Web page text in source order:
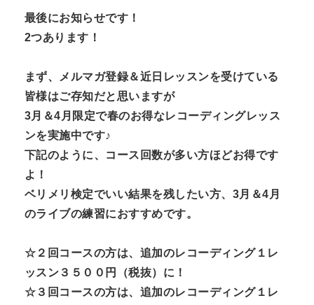
最後にお知らせです！
2つあります！
まず、メルマガ登録＆近日レッスンを受けている
皆様はご存知だと思いますが
3月＆4月限定で春のお得なレコーディングレッス
ンを実施中です♪
下記のように、コース回数が多い方ほどお得です
よ！
ベリメリ検定でいい結果を残したい方、3月＆4月
のライブの練習におすすめです。
☆２回コースの方は、追加のレコーディング１レ
ッスン３５００円（税抜）に！
☆３回コースの方は、追加のレコーディング１レ